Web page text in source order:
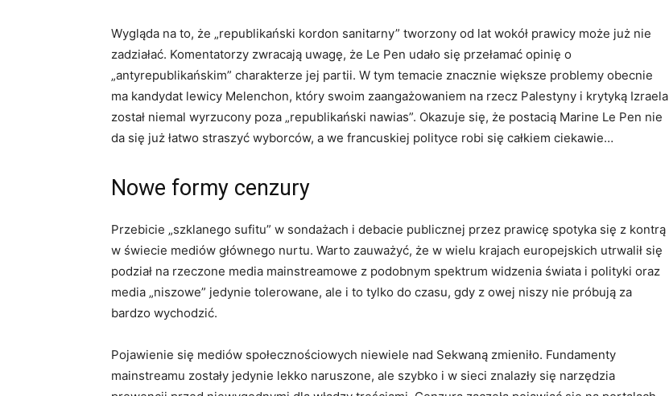
Wygląda na to, że „republikański kordon sanitarny” tworzony od lat wokół prawicy może już nie
zadziałać. Komentatorzy zwracają uwagę, że Le Pen udało się przełamać opinię o
„antyrepublikańskim” charakterze jej partii. W tym temacie znacznie większe problemy obecnie
ma kandydat lewicy Melenchon, który swoim zaangażowaniem na rzecz Palestyny i krytyką Izraela
został niemal wyrzucony poza „republikański nawias”. Okazuje się, że postacią Marine Le Pen nie
da się już łatwo straszyć wyborców, a we francuskiej polityce robi się całkiem ciekawie…
Nowe formy cenzury
Przebicie „szklanego sufitu” w sondażach i debacie publicznej przez prawicę spotyka się z kontrą
w świecie mediów głównego nurtu. Warto zauważyć, że w wielu krajach europejskich utrwalił się
podział na rzeczone media mainstreamowe z podobnym spektrum widzenia świata i polityki oraz
media „niszowe” jedynie tolerowane, ale i to tylko do czasu, gdy z owej niszy nie próbują za
bardzo wychodzić.
Pojawienie się mediów społecznościowych niewiele nad Sekwaną zmieniło. Fundamenty
mainstreamu zostały jedynie lekko naruszone, ale szybko i w sieci znalazły się narzędzia